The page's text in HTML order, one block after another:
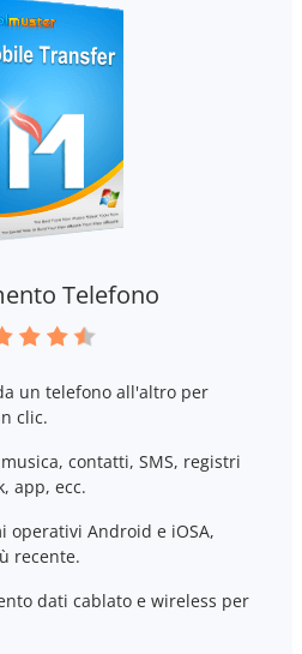
Telefono
un telefono all'altro per
clic.
contatti, SMS, registri
app, ecc.
operativi Android e iOSA,
recente.
dati cablato e wireless per